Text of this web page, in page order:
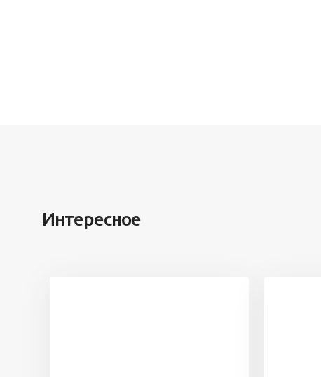
Интересное